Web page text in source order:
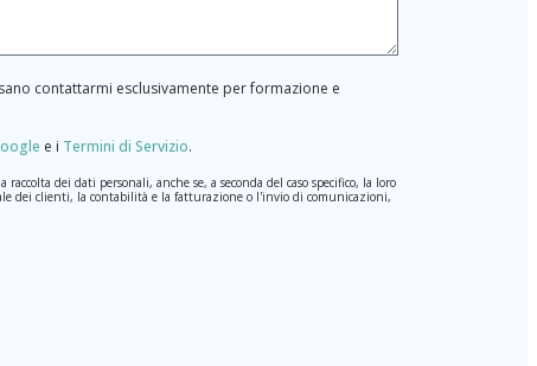
contattarmi esclusivamente per formazione e
e i Termini di Servizio.
dei dati personali, anche se, a seconda del caso specifico, la loro
dei clienti, la contabilità e la fatturazione o l'invio di comunicazioni,
sulla Protezione dei Dati (GDPR) del 27 aprile 2016. I dati
codificati. Quindi, la responsabilità è di chi li invia.
con le disposizioni del regolamento generale sulla protezione
EXPANSIVAS SL | P.I. La Portalada II | c/ Segador 13, 26006